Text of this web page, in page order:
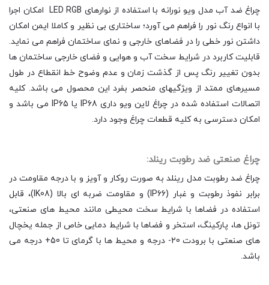
چراغ ضد آب مدل ویو نورانه با استفاده از نوارهای LED RGB امکان اجرا
با انواع رنگ نور را فراهم می آورد؛ ساختاری بی نظیر و کاملا ایمن امکان
داشتن نور خطی را در فضاهای خارجی و نمای ساختمان فراهم می نماید.
قابلیت کاربرد در شرایط سخت آب و هوایی و فضای خارجی ساختمان ها
بدون تغییر رنگ پس از گذشت زمان و عدم وضوح خط انقطاع در طول
مسیرهای ممتد از ویژگیهای منحصر بفرد این محصول می باشد. کلیه
اتصالات استفاده شده در چراغ لاین ویو داری IP68 یا IP65 می باشد و
امکان دسترسی به کلیه قطعات چراغ وجود دارد.
چراغ صنعتی ضد رطوبت رینلد:
چراغ ضد رطوبت مدل رینلد به صورت روکار و آویز و با درجه مقاومت در
برابر نفوذ رطوبت و غبار (IP66) و مقاومت ضربه ای بالا (IK08)، قابل
استفاده در فضاها با شرایط سخت محیطی مانند محیط های صنعتی،
تونل ها، پارکینگ، استخر و فضاها با شرایط دمایی خاص از جمله یخچال
های صنعتی با برودت 20- درجه و محیط ها با گرمای تا 50+ درجه می
باشد.